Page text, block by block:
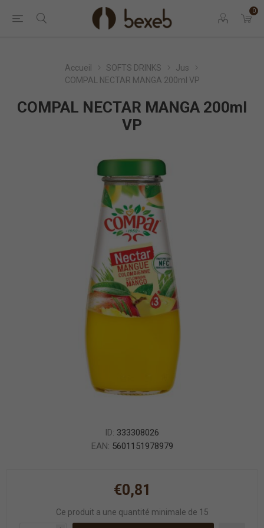
0
Accueil SOFTS DRINKS
Jus
COMPAL NECTAR MANGA 200ml VP
COMPAL NECTAR MANGA 200ml
VP
ID: 333308026
EAN: 5601151978979
€0,81
Ce produit a une quantité minimale de 15